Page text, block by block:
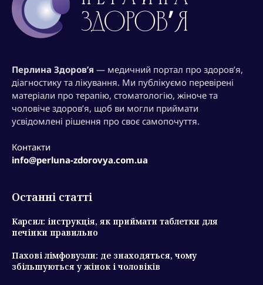
Перлина Здоров’я — медичний портал про здоров’я,
діагностику та лікування. Ми публікуємо перевірені
матеріали про терапію, стоматологію, жіноче та
чоловіче здоров’я, щоб ви могли приймати
усвідомлені рішення про своє самопочуття.
Контакти
info@perluna-zdorovya.com.ua
Останні статті
Карсил: інструкція, як приймати таблетки для
печінки правильно
Пахові лімфовузли: де знаходяться, чому
збільшуються у жінок і чоловіків